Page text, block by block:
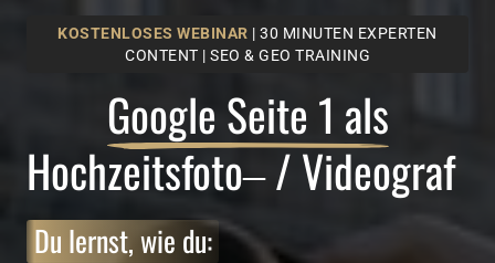
KOSTENLOSESWEBINAR | 30 MINUTEN EXPERTEN
CONTENT | SEO & GEO TRAINING
Google Seite 1 als
Hochzeitsfoto‒/ Videograf
Du lernst, wie du: